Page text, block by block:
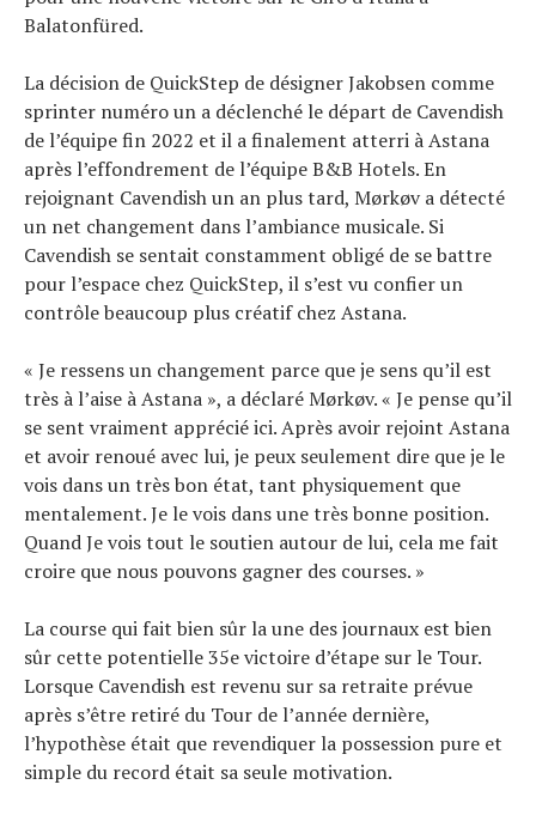
Balatonfüred.
La décision de QuickStep de désigner Jakobsen comme
sprinter numéro un a déclenché le départ de Cavendish
de l’équipe fin 2022 et il a finalement atterri à Astana
après l’effondrement de l’équipe B&B Hotels. En
rejoignant Cavendish un an plus tard, Mørkøv a détecté
un net changement dans l’ambiance musicale. Si
Cavendish se sentait constamment obligé de se battre
pour l’espace chez QuickStep, il s’est vu confier un
contrôle beaucoup plus créatif chez Astana.
« Je ressens un changement parce que je sens qu’il est
très à l’aise à Astana », a déclaré Mørkøv. « Je pense qu’il
se sent vraiment apprécié ici. Après avoir rejoint Astana
et avoir renoué avec lui, je peux seulement dire que je le
vois dans un très bon état, tant physiquement que
mentalement. Je le vois dans une très bonne position.
Quand Je vois tout le soutien autour de lui, cela me fait
croire que nous pouvons gagner des courses. »
La course qui fait bien sûr la une des journaux est bien
sûr cette potentielle 35e victoire d’étape sur le Tour.
Lorsque Cavendish est revenu sur sa retraite prévue
après s’être retiré du Tour de l’année dernière,
l’hypothèse était que revendiquer la possession pure et
simple du record était sa seule motivation.